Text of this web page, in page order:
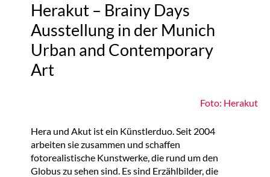
Herakut – Brainy Days
Ausstellung in der Munich
Urban and Contemporary
Art
Foto: Herakut
Hera und Akut ist ein Künstlerduo. Seit 2004
arbeiten sie zusammen und schaffen
fotorealistische Kunstwerke, die rund um den
Globus zu sehen sind. Es sind Erzählbilder, die